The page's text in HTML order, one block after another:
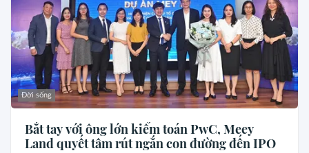
Đời sống
Bắt tay với ông lớn kiểm toán PwC, Meey
Land quyết tâm rút ngắn con đường đến IPO